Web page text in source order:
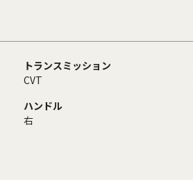
トランスミッション
CVT
ハンドル
右